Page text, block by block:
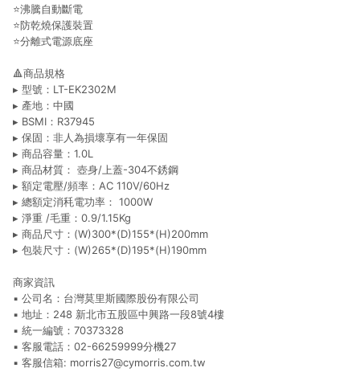
⭐沸騰自動斷電
⭐防乾燒保護裝置
⭐分離式電源底座
🔺商品規格
▸ 型號：LT-EK2302M
▸ 產地：中國
▸ BSMI：R37945
▸ 保固：非人為損壞享有一年保固
▸ 商品容量：1.0L
▸ 商品材質： 壺身/上蓋-304不銹鋼
▸ 額定電壓/頻率：AC 110V/60Hz
▸ 總額定消秏電功率： 1000W
▸ 淨重 /毛重：0.9/1.15Kg
▸ 商品尺寸：(W)300*(D)155*(H)200mm
▸ 包裝尺寸：(W)265*(D)195*(H)190mm
商家資訊
▪️ 公司名：台灣莫里斯國際股份有限公司
▪️ 地址：248 新北市五股區中興路一段8號4樓
▪️ 統一編號：70373328
▪️ 客服電話：02-66259999分機27
▪️ 客服信箱: morris27@cymorris.com.tw